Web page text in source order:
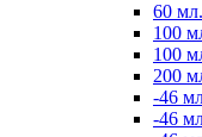
60 мл.
100
100
200
-46
-46